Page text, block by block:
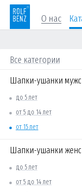
О нас
Все категории
Шапки-ушанки
до 5 лет
от 5 до 14 лет
от 15 лет
Шапки-ушанки
до 5 лет
от 5 до 14 лет